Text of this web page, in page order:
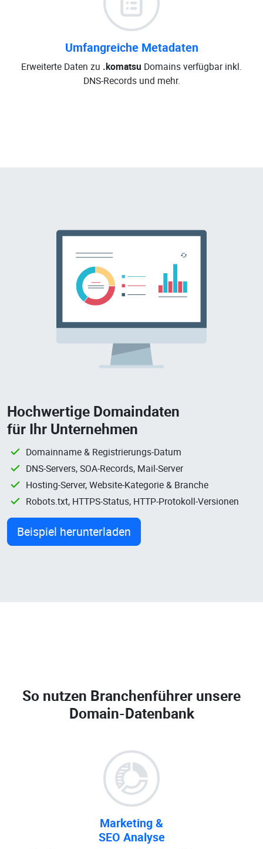
Umfangreiche Metadaten
Erweiterte Daten zu .komatsu Domains verfügbar inkl.
DNS-Records und mehr.
Hochwertige Domaindaten
für Ihr Unternehmen
Domainname & Registrierungs-Datum
DNS-Servers, SOA-Records, Mail-Server
Hosting-Server, Website-Kategorie & Branche
Robots.txt, HTTPS-Status, HTTP-Protokoll-Versionen
Beispiel herunterladen
So nutzen Branchenführer unsere
Domain-Datenbank
Marketing &
SEO Analyse